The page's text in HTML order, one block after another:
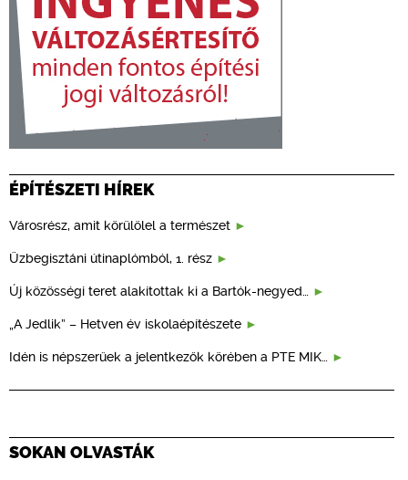
ÉPÍTÉSZETI HÍREK
Városrész, amit körülölel a természet
Üzbegisztáni útinaplómból, 1. rész
Új közösségi teret alakítottak ki a Bartók-negyed…
„A Jedlik” – Hetven év iskolaépítészete
Idén is népszerűek a jelentkezők körében a PTE MIK…
SOKAN OLVASTÁK